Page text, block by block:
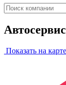
Показать на карте